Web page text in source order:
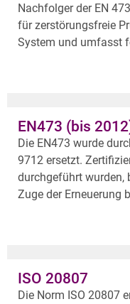
Nachfolger der EN
für zerstörungsfreie
System und umfasst
EN473 (bis
Die EN473 wurde
9712 ersetzt.
durchgeführt wurden,
Zuge der Erneuerung
ISO 20807
Die Norm ISO 20807